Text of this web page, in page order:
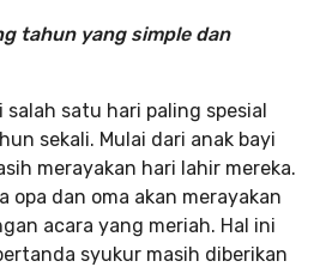
tahun yang simple dan
satu hari paling spesial
sekali. Mulai dari anak bayi
merayakan hari lahir mereka.
opa dan oma akan merayakan
acara yang meriah. Hal ini
syukur masih diberikan